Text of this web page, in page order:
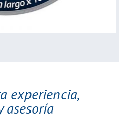
experiencia,
asesoría